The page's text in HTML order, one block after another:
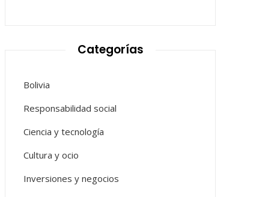
Categorías
Bolivia
Responsabilidad social
Ciencia y tecnología
Cultura y ocio
Inversiones y negocios